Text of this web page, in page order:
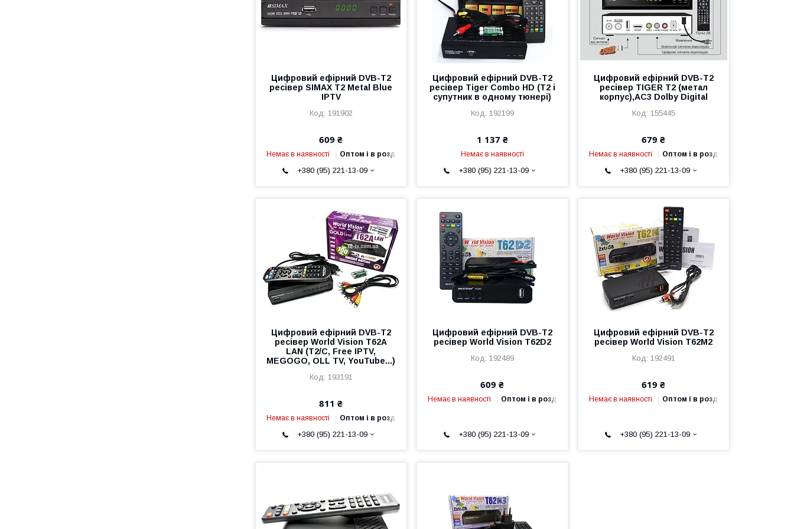
Цифровий ефірний DVB-T2
ресівер SIMAX T2 Metal Blue
IPTV
191902
609 ₴
Немає в наявності Оптом і в роздріб
+380 (95) 221-13-09
Цифровий ефірний DVB-T2
ресівер Tiger Combo HD (T2 і
супутник в одному тюнері)
192199
1 137 ₴
Немає в наявності
+380 (95) 221-13-09
Цифровий ефірний DVB-T2
ресівер TIGER T2 (метал
корпус),AC3 Dolby Digital
155445
679 ₴
Немає в наявності Оптом і в роздріб
+380 (95) 221-13-09
Цифровий ефірний DVB-T2
ресівер World Vision T62A
LAN (T2/С, Free IPTV,
MEGOGO, OLL TV, YouTube...)
193191
811 ₴
Немає в наявності Оптом і в роздріб
+380 (95) 221-13-09
Цифровий ефірний DVB-T2
ресівер World Vision T62D2
192489
609 ₴
Немає в наявності Оптом і в роздріб
+380 (95) 221-13-09
Цифровий ефірний DVB-T2
ресівер World Vision T62M2
192491
619 ₴
Немає в наявності Оптом і в роздріб
+380 (95) 221-13-09